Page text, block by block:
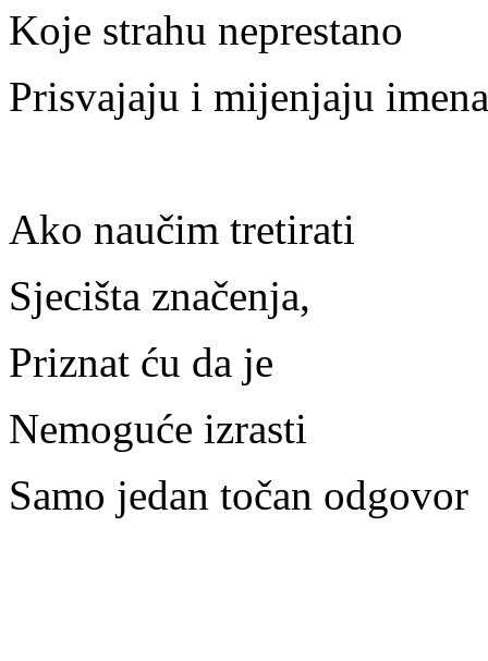
Koje strahu neprestano
Prisvajaju i mijenjaju imena
Ako naučim tretirati
Sjecišta značenja,
Priznat ću da je
Nemoguće izrasti
Samo jedan točan odgovor